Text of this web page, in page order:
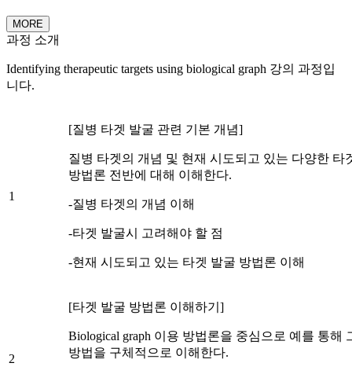
MORE
과정 소개
Identifying therapeutic targets using biological graph 강의 과정입
니다.
1
[질병 타겟 발굴 관련 기본 개념]
질병 타겟의 개념 및 현재 시도되고 있는 다양한 타
방법론 전반에 대해 이해한다.
-질병 타겟의 개념 이해
-타겟 발굴시 고려해야 할 점
-현재 시도되고 있는 타겟 발굴 방법론 이해
2
[타겟 발굴 방법론 이해하기]
Biological graph 이용 방법론을 중심으로 예를 통해
방법을 구체적으로 이해한다.